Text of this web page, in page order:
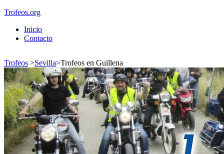
Trofeos.org
Inicio
Contacto
Trofeos >Sevilla>Trofeos en Guillena